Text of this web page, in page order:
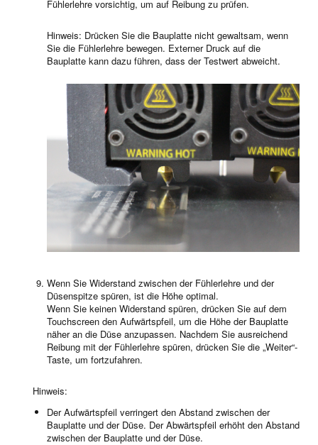
Fühlerlehre vorsichtig, um auf Reibung zu prüfen.
Hinweis: Drücken Sie die Bauplatte nicht gewaltsam, wenn
Sie die Fühlerlehre bewegen. Externer Druck auf die
Bauplatte kann dazu führen, dass der Testwert abweicht.
Wenn Sie Widerstand zwischen der Fühlerlehre und der
Düsenspitze spüren, ist die Höhe optimal.
Wenn Sie keinen Widerstand spüren, drücken Sie auf dem
Touchscreen den Aufwärtspfeil, um die Höhe der Bauplatte
näher an die Düse anzupassen. Nachdem Sie ausreichend
Reibung mit der Fühlerlehre spüren, drücken Sie die „Weiter“-
Taste, um fortzufahren.
Hinweis:
Der Aufwärtspfeil verringert den Abstand zwischen der
Bauplatte und der Düse. Der Abwärtspfeil erhöht den Abstand
zwischen der Bauplatte und der Düse.